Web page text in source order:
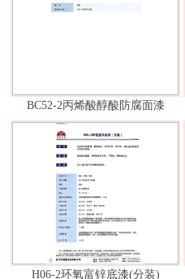
BC52-2丙烯酸醇酸防腐面漆
H06-2环氧富锌底漆(分装)